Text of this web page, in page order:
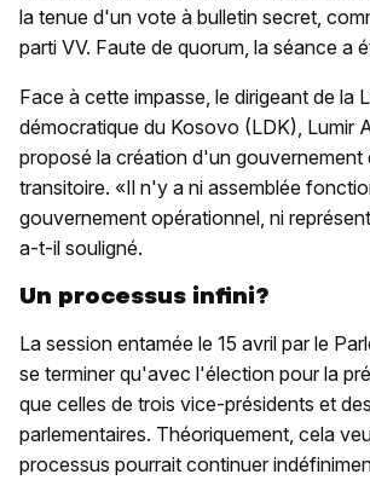
la tenue d'un vote à bulletin secret,
parti VV. Faute de quorum, la séance a
Face à cette impasse, le dirigeant de la
démocratique du Kosovo (LDK), Lumir
proposé la création d'un gouvernement
transitoire. «Il n'y a ni assemblée
gouvernement opérationnel, ni
a-t-il souligné.
Un processus infini?
La session entamée le 15 avril par le
se terminer qu'avec l'élection pour la
que celles de trois vice-présidents et
parlementaires. Théoriquement, cela
processus pourrait continuer